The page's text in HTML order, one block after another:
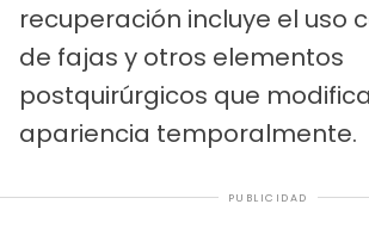
recuperación incluye el uso
de fajas y otros elementos
postquirúrgicos que
apariencia temporalmente.
PUBLICIDAD